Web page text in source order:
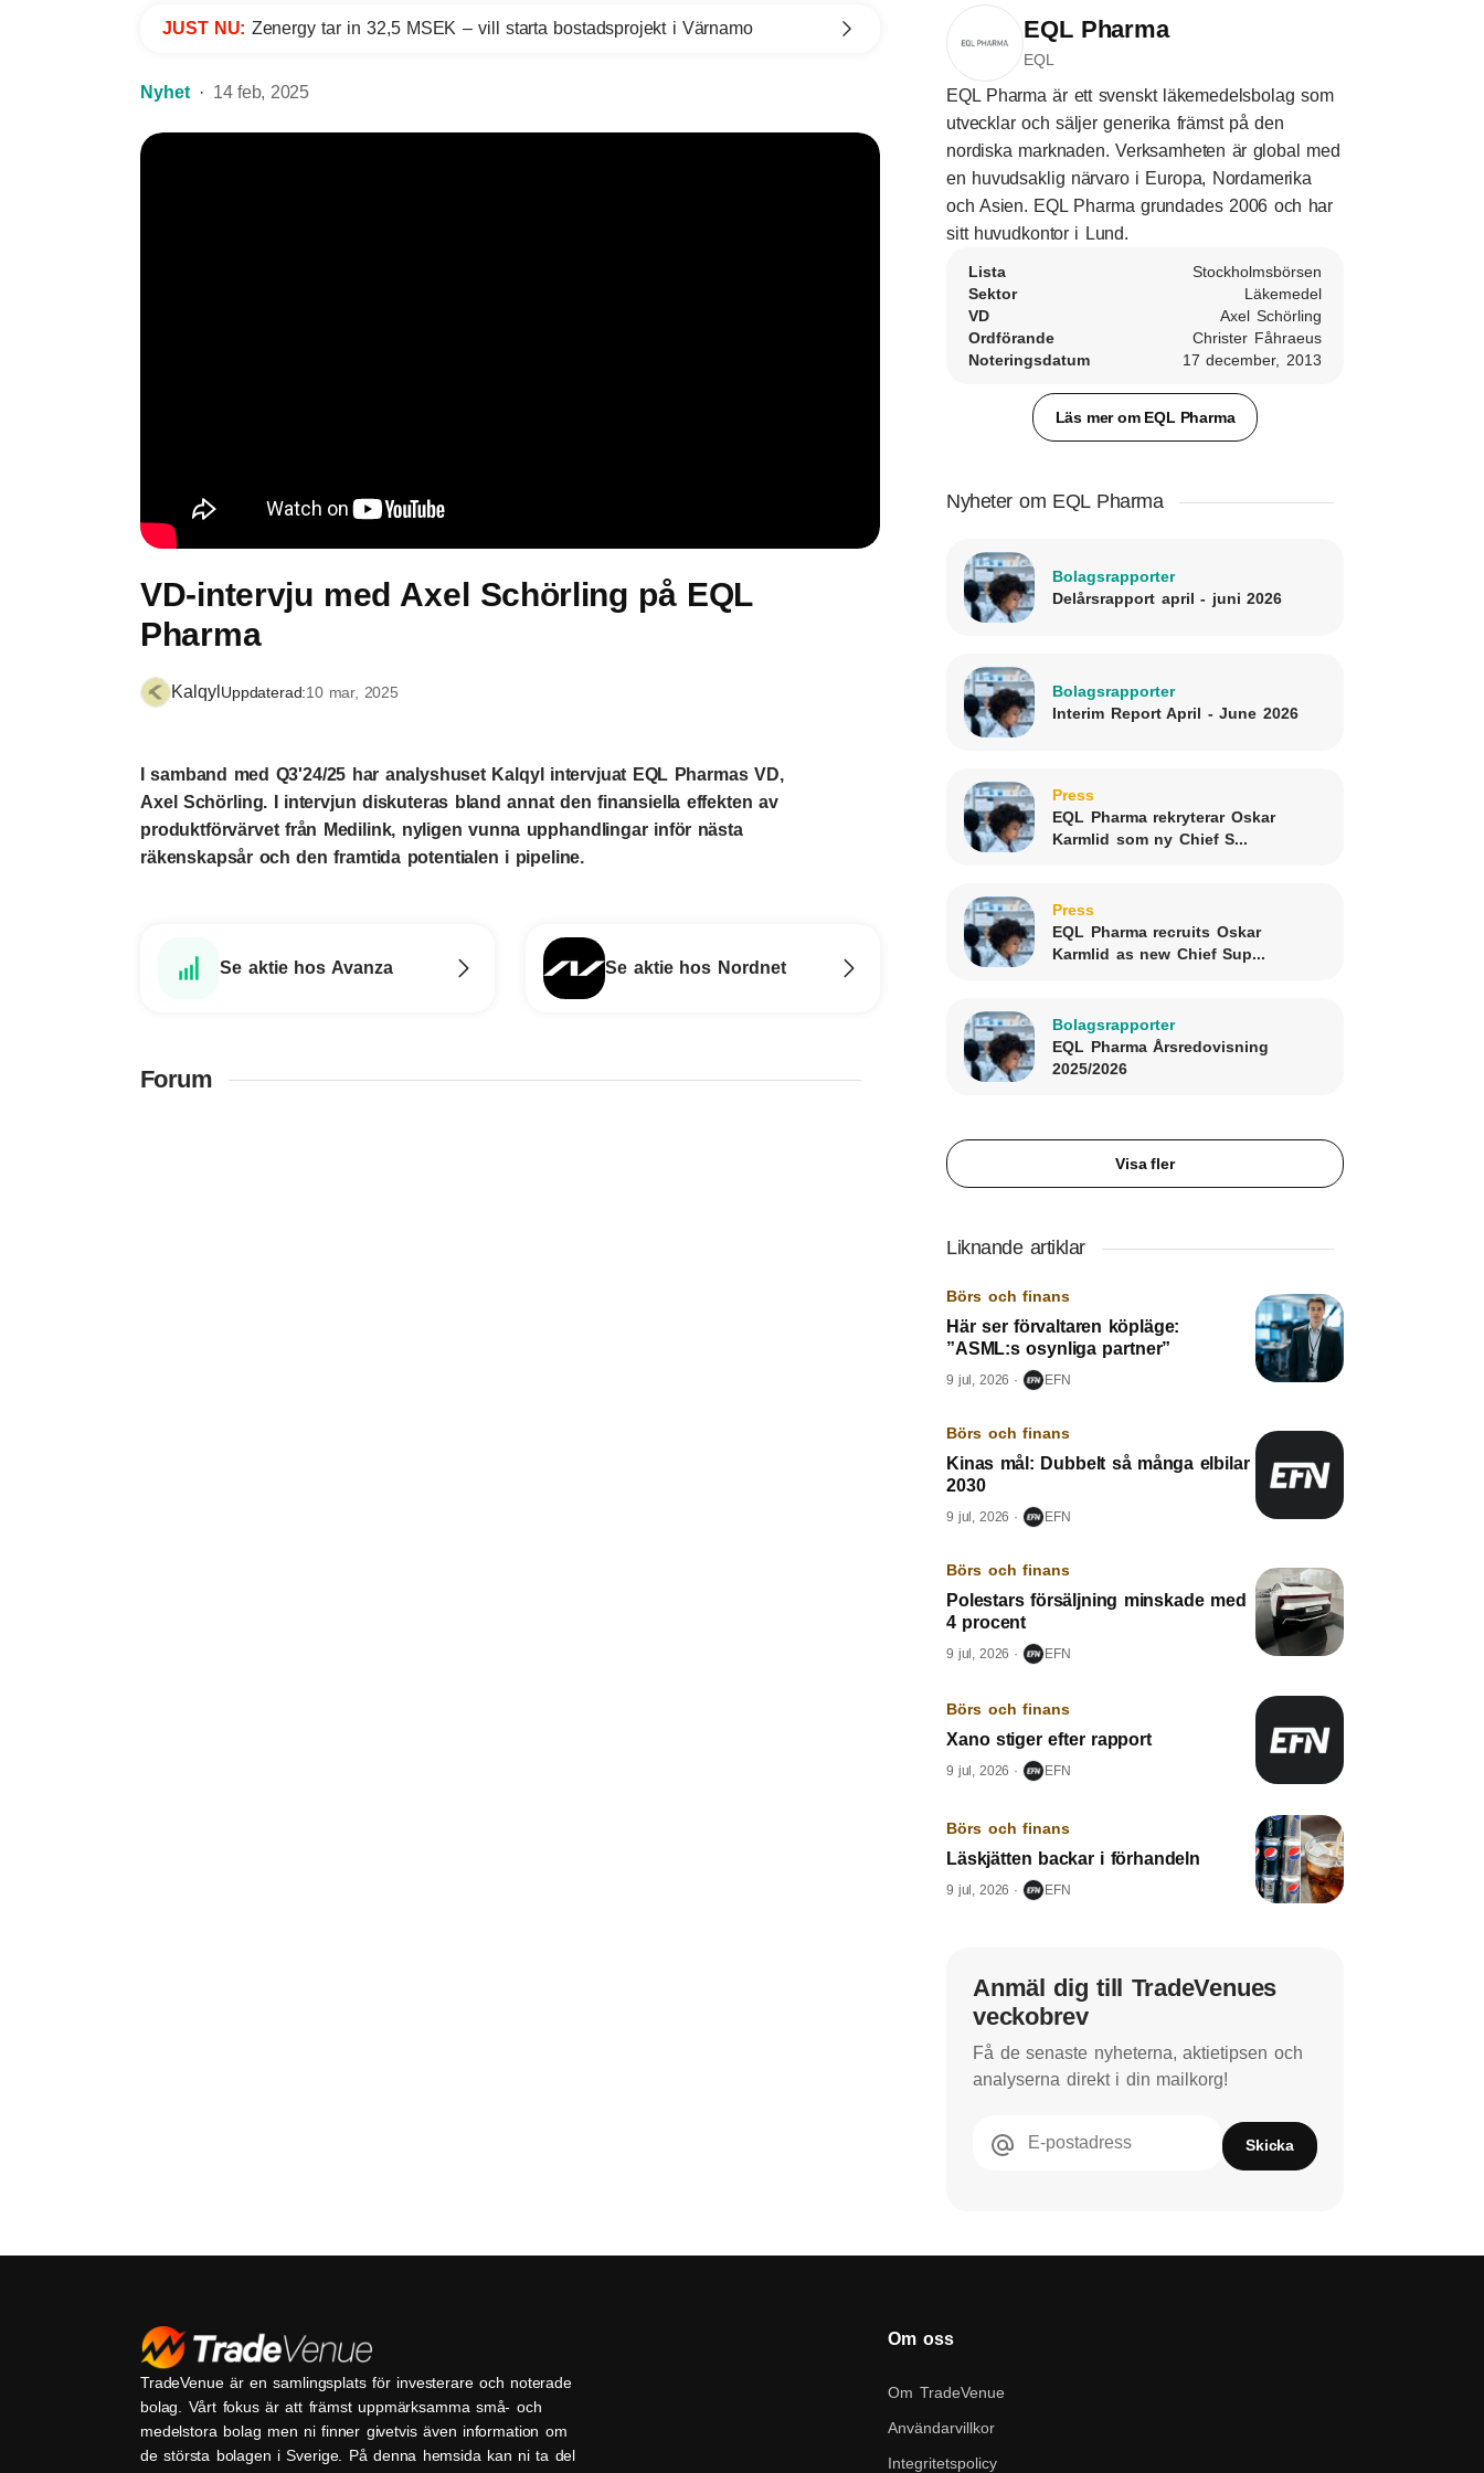
JUST NU: Zenergy tar in 32,5 MSEK – vill starta bostadsprojekt i Värnamo
Nyhet 14 feb, 2025
VD-intervju med Axel Schörling på EQL
Pharma
Kalqyl Uppdaterad:10 mar, 2025
I samband med Q3'24/25 har analyshuset Kalqyl intervjuat EQL Pharmas VD,
Axel Schörling. I intervjun diskuteras bland annat den finansiella effekten av
produktförvärvet från Medilink, nyligen vunna upphandlingar inför nästa
räkenskapsår och den framtida potentialen i pipeline.
Se aktie hos Avanza Se aktie hos Nordnet
Forum
EQL Pharma
EQL
EQL Pharma är ett svenskt läkemedelsbolag som
utvecklar och säljer generika främst på den
nordiska marknaden. Verksamheten är global med
en huvudsaklig närvaro i Europa, Nordamerika
och Asien. EQL Pharma grundades 2006 och har
sitt huvudkontor i Lund.
Lista
Stockholmsbörsen
Sektor
Läkemedel
VD
Axel Schörling
Ordförande
Christer Fåhraeus
Noteringsdatum
17 december, 2013
Läs mer om EQL Pharma
Nyheter om EQL Pharma
Bolagsrapporter
Delårsrapport april - juni 2026
Bolagsrapporter
Interim Report April - June 2026
Press
EQL Pharma rekryterar Oskar
Karmlid som ny Chief S...
Press
EQL Pharma recruits Oskar
Karmlid as new Chief Sup...
Bolagsrapporter
EQL Pharma Årsredovisning
2025/2026
Visa fler
Liknande artiklar
Börs och finans
Här ser förvaltaren köpläge:
”ASML:s osynliga partner”
9 jul, 2026 EFN
Börs och finans
Kinas mål: Dubbelt så många elbilar
2030
9 jul, 2026 EFN
Börs och finans
Polestars försäljning minskade med
4 procent
9 jul, 2026 EFN
Börs och finans
Xano stiger efter rapport
9 jul, 2026 EFN
Börs och finans
Läskjätten backar i förhandeln
9 jul, 2026 EFN
Anmäl dig till TradeVenues
veckobrev
Få de senaste nyheterna, aktietipsen och
analyserna direkt i din mailkorg!
E-postadress Skicka
TradeVenue är en samlingsplats för investerare och noterade
bolag. Vårt fokus är att främst uppmärksamma små- och
medelstora bolag men ni finner givetvis även information om
de största bolagen i Sverige. På denna hemsida kan ni ta del
Om oss
Om TradeVenue
Användarvillkor
Integritetspolicy